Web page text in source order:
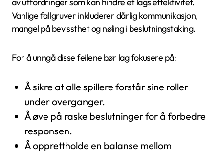
Vanlige fallgruver inkluderer dårlig kommunikasjon,
mangel på bevissthet og nøling i beslutningstaking.
For å unngå disse feilene bør lag fokusere på:
Å sikre at alle spillere forstår sine roller
under overganger.
Å øve på raske beslutninger for å forbedre
responsen.
Å opprettholde en balanse mellom